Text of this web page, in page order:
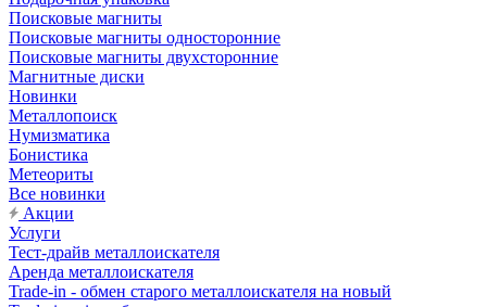
Поисковые магниты
Поисковые магниты односторонние
Поисковые магниты двухсторонние
Магнитные диски
Новинки
Металлопоиск
Нумизматика
Бонистика
Метеориты
Все новинки
Акции
Услуги
Тест-драйв металлоискателя
Аренда металлоискателя
Trade-in - обмен старого металлоискателя на новый